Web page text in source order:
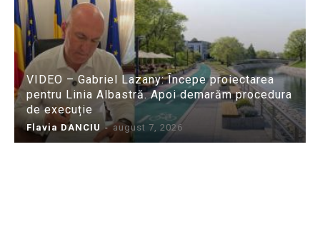
VIDEO – Gabriel Lazany: Începe proiectarea
pentru Linia Albastră. Apoi demarăm procedura
de execuție
Flavia DANCIU - august 7, 2026